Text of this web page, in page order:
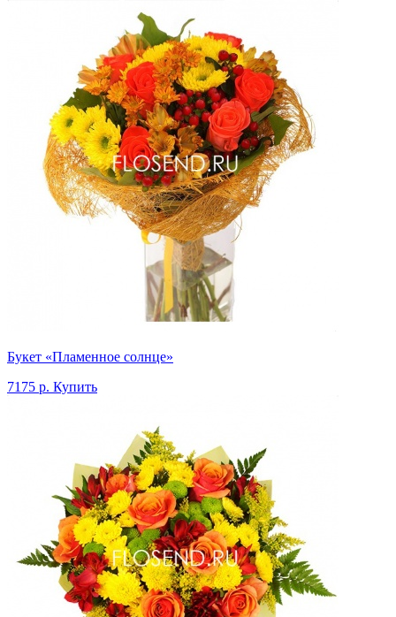
Букет «Пламенное солнце»
7175 р. Купить